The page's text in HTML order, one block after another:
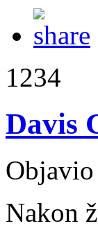
1234
Davis
Objavio
Nakon